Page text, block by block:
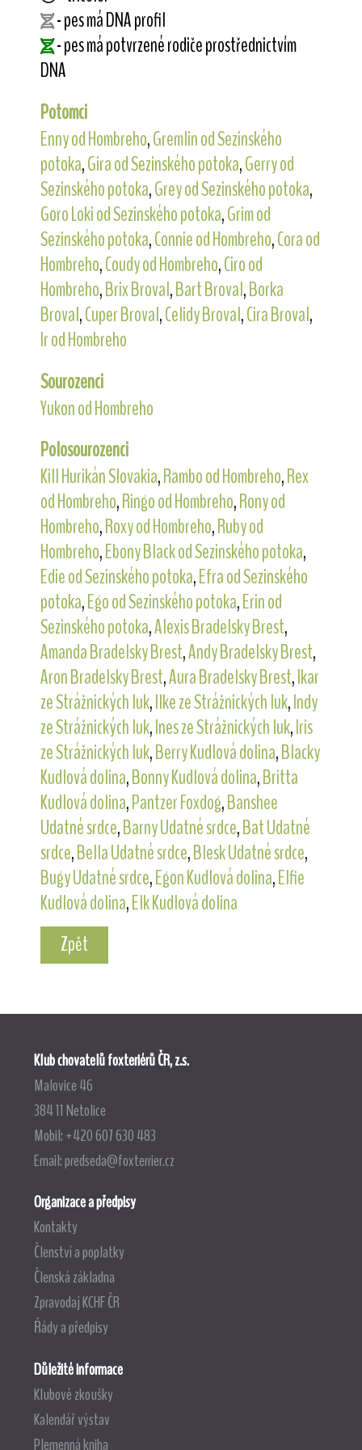
- pes má DNA profil
- pes má potvrzené rodiče prostřednictvím
DNA
Potomci
Enny od Hombreho,Gremlin od Sezinského
potoka,Gira od Sezinského potoka,Gerry od
Sezinského potoka,Grey od Sezinského potoka,
Goro Loki od Sezinského potoka,Grim od
Sezinského potoka,Connie od Hombreho,Cora od
Hombreho,Coudy od Hombreho,Ciro od
Hombreho,Brix Broval,Bart Broval,Borka
Broval,Cuper Broval,Celidy Broval,Cira Broval,
Ir od Hombreho
Sourozenci
Yukon od Hombreho
Polosourozenci
Kill Hurikán Slovakia,Rambo od Hombreho,Rex
od Hombreho,Ringo od Hombreho,Rony od
Hombreho,Roxy od Hombreho,Ruby od
Hombreho,Ebony Black od Sezinského potoka,
Edie od Sezinského potoka,Efra od Sezinského
potoka,Ego od Sezinského potoka,Erin od
Sezinského potoka,Alexis Bradelsky Brest,
Amanda Bradelsky Brest,Andy Bradelsky Brest,
Aron Bradelsky Brest,Aura Bradelsky Brest,Ikar
ze Strážnických luk,Ilke ze Strážnických luk,Indy
ze Strážnických luk,Ines ze Strážnických luk,Iris
ze Strážnických luk,Berry Kudlová dolina,Blacky
Kudlová dolina,Bonny Kudlová dolina,Britta
Kudlová dolina,Pantzer Foxdog,Banshee
Udatné srdce,Barny Udatné srdce,Bat Udatné
srdce,Bella Udatné srdce,Blesk Udatné srdce,
Bugy Udatné srdce,Egon Kudlová dolina,Elfie
Kudlová dolina,Elk Kudlová dolina
Zpět
Klub chovatelů foxteriérů ČR, z.s.
Malovice 46
384 11 Netolice
Mobil: +420 607 630 483
Email:predseda@foxterrier.cz
Organizace a předpisy
Kontakty
Členství a poplatky
Členská základna
Zpravodaj KCHF ČR
Řády a předpisy
Důležité informace
Klubové zkoušky
Kalendář výstav
Plemenná kniha